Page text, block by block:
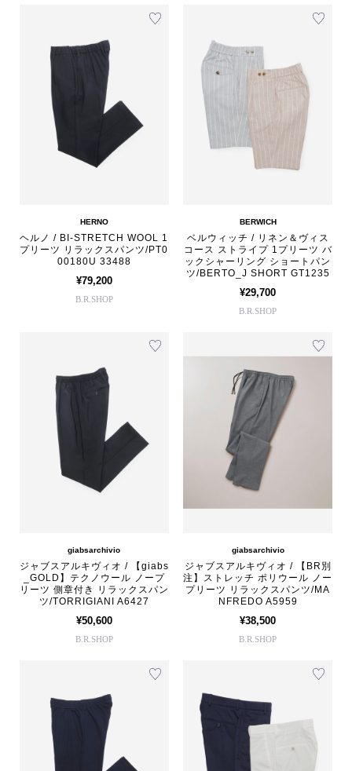
HERNO
ヘルノ / BI-STRETCH WOOL 1
プリーツ リラックスパンツ/PT0
00180U 33488
¥79,200
B.R.SHOP
BERWICH
ベルウィッチ / リネン＆ヴィス
コース ストライプ 1プリーツ バ
ックシャーリング ショートパン
ツ/BERTO_J SHORT GT1235
¥29,700
B.R.SHOP
giabsarchivio
ジャブスアルキヴィオ / 【giabs
_GOLD】テクノウール ノープ
リーツ 側章付き リラックスパン
ツ/TORRIGIANI A6427
¥50,600
B.R.SHOP
giabsarchivio
ジャブスアルキヴィオ / 【BR別
注】ストレッチ ポリウール ノー
プリーツ リラックスパンツ/MA
NFREDO A5959
¥38,500
B.R.SHOP